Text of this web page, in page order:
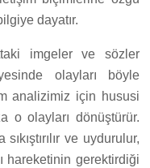
dayatır.
imgeler ve sözler
olayları böyle
analizimiz için hususi
o olayları dönüştürür.
ve uydurulur,
hareketinin gerektirdiği